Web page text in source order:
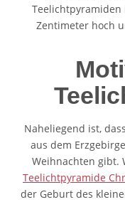
Teelichtpyramiden
Zentimeter hoch
Naheliegend ist,
aus dem
Weihnachten gibt.
Teelichtpyramide
der Geburt des